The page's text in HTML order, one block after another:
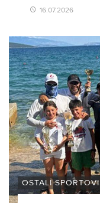
16.07.2026
OSTALI SPORTOVI